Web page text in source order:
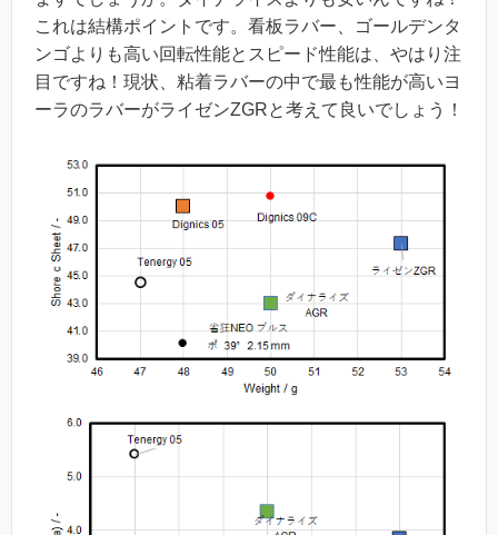
これは結構ポイントです。 看板ラバー、ゴールデンタ
ンゴよりも高い回転性能とスピード性能は、やはり注
目ですね！現状、粘着ラバーの中で最も性能が高いヨ
ーラのラバーがライゼンZGRと考えて良いでしょう！